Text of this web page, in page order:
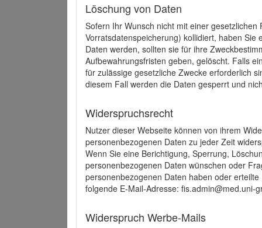
Löschung von Daten
Sofern Ihr Wunsch nicht mit einer
Vorratsdatenspeicherung) kollidiert, haben
Daten werden, sollten sie für ihre
Aufbewahrungsfristen geben, gelöscht. Falls
für zulässige gesetzliche Zwecke erforderlich
diesem Fall werden die Daten gesperrt und
Widerspruchsrecht
Nutzer dieser Webseite können von ihrem
personenbezogenen Daten zu jeder Zeit
Wenn Sie eine Berichtigung, Sperrung,
personenbezogenen Daten wünschen oder
personenbezogenen Daten haben oder
folgende E-Mail-Adresse: fis.admin@med.uni-
Widerspruch Werbe-Mails